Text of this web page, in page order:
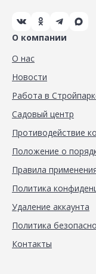
О компании
О нас
Новости
Работа в
Садовый центр
Противодействие
Положение о
Правила
Политика
Удаление аккаунта
Политика
Контакты